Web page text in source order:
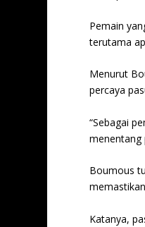
Pemain
terutama
Menurut
percaya
“Sebagai
menentang
Boumous
Katanya,